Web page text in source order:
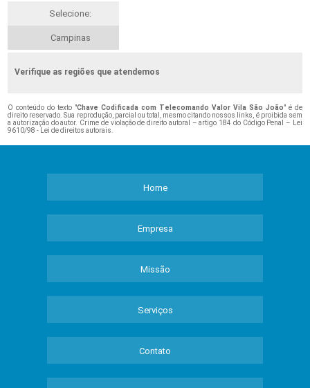
Selecione:
Campinas
Verifique as regiões que atendemos
O conteúdo do texto "Chave Codificada com Telecomando Valor Vila São João" é de
direito reservado. Sua reprodução, parcial ou total, mesmo citando nossos links, é proibida sem
a autorização do autor. Crime de violação de direito autoral – artigo 184 do Código Penal –
Lei
9610/98 - Lei de direitos autorais
Home
Empresa
Missão
Serviços
Contato